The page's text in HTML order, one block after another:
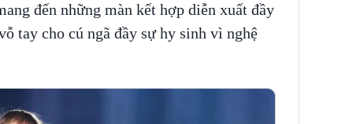
đến những màn kết hợp diễn xuất đầy
tay cho cú ngã đầy sự hy sinh vì nghệ